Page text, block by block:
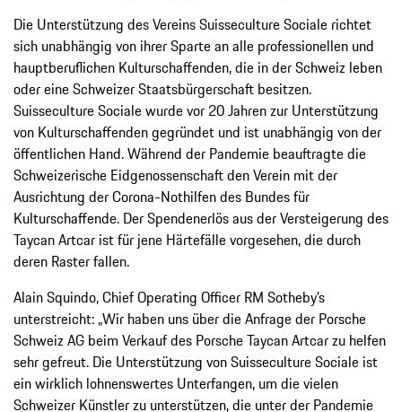
Die Unterstützung des Vereins Suisseculture Sociale richtet
sich unabhängig von ihrer Sparte an alle professionellen und
hauptberuflichen Kulturschaffenden, die in der Schweiz leben
oder eine Schweizer Staatsbürgerschaft besitzen.
Suisseculture Sociale wurde vor 20 Jahren zur Unterstützung
von Kulturschaffenden gegründet und ist unabhängig von der
öffentlichen Hand. Während der Pandemie beauftragte die
Schweizerische Eidgenossenschaft den Verein mit der
Ausrichtung der Corona-Nothilfen des Bundes für
Kulturschaffende. Der Spendenerlös aus der Versteigerung des
Taycan Artcar ist für jene Härtefälle vorgesehen, die durch
deren Raster fallen.
Alain Squindo, Chief Operating Officer RM Sotheby’s
unterstreicht: „Wir haben uns über die Anfrage der Porsche
Schweiz AG beim Verkauf des Porsche Taycan Artcar zu helfen
sehr gefreut. Die Unterstützung von Suisseculture Sociale ist
ein wirklich lohnenswertes Unterfangen, um die vielen
Schweizer Künstler zu unterstützen, die unter der Pandemie